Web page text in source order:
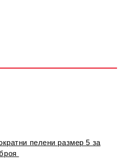
за лични данни
на работния ден.
пелени размер 5 за